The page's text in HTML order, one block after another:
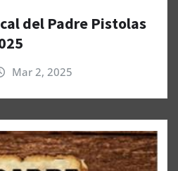
del Padre Pistolas
Mar 2, 2025